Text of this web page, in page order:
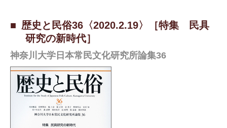
歴史と民俗36〈2020.2.19〉［特集 民具
研究の新時代］
神奈川大学日本常民文化研究所論集36